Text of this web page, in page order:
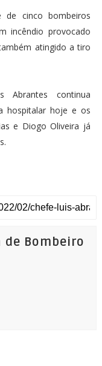
cinco bombeiros
incêndio provocado
atingido a tiro
Abrantes continua
hospitalar hoje e os
e Diogo Oliveira já
de Bombeiro